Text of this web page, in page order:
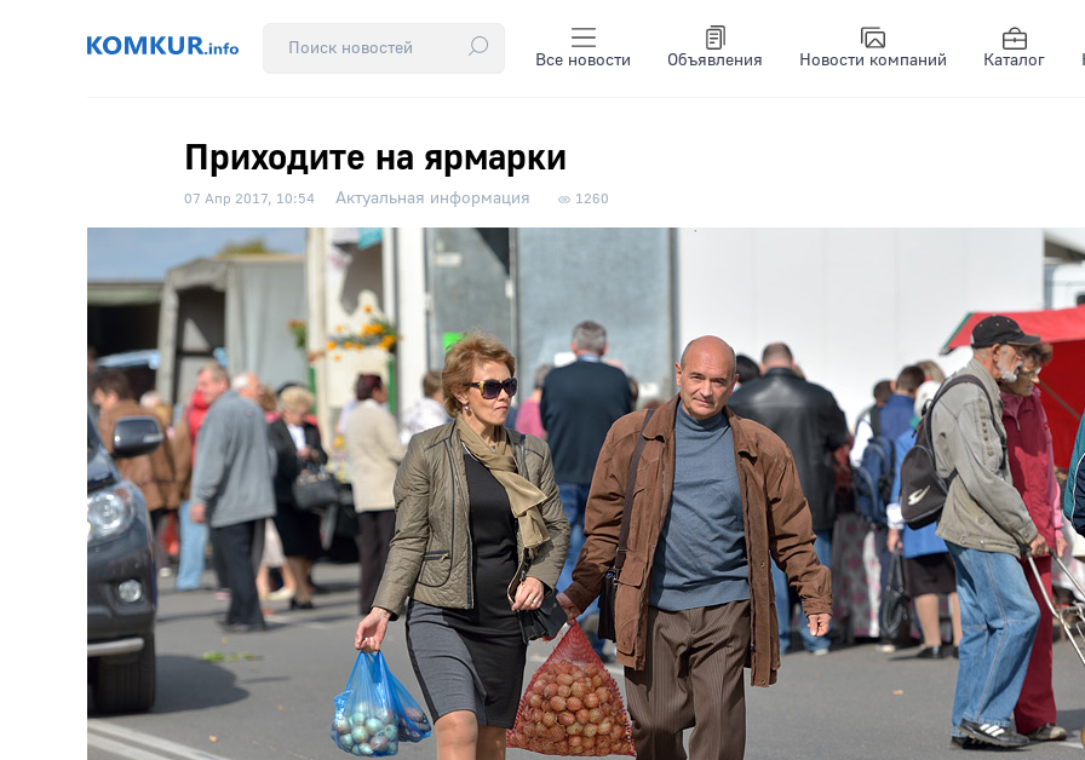
Все новости Объявления Новости компаний Каталог
Приходите на ярмарки
07 Апр 2017, 10:54 Актуальная информация 1260